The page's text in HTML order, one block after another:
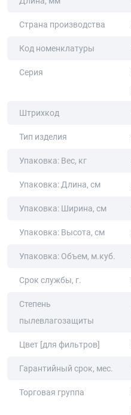
Страна производства
Код номенклатуры
Серия
Штрихкод
Тип изделия
Упаковка: Вес, кг
Упаковка: Длина, cм
Упаковка: Ширина, cм
Упаковка: Высота, cм
Упаковка: Объем, м.куб.
Срок службы, г.
Степень
пылевлагозащиты
Цвет [для фильтров]
Гарантийный срок, мес.
Торговая группа